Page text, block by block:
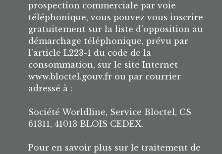
prospection commerciale par voie
téléphonique, vous pouvez vous inscrire
gratuitement sur la liste d'opposition au
démarchage téléphonique, prévu par
l'article L223-1 du code de la
consommation, sur le site Internet
www.bloctel.gouv.fr ou par courrier
adressé à :
Société Worldline, Service Bloctel, CS
61311, 41013 BLOIS CEDEX.
Pour en savoir plus sur le traitement de